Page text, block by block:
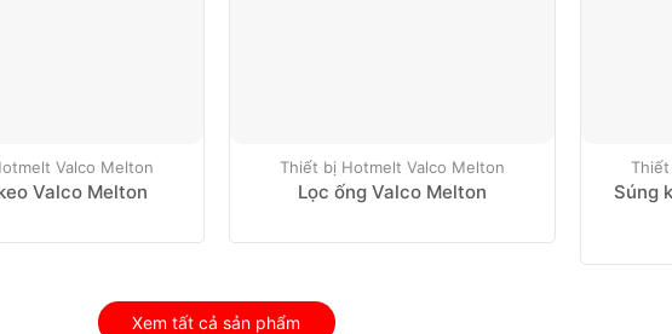
Valco Melton
Valco Melton
Thiết bị Hotmelt Valco Melton
Lọc ống Valco Melton
Súng
Xem tất cả sản phẩm